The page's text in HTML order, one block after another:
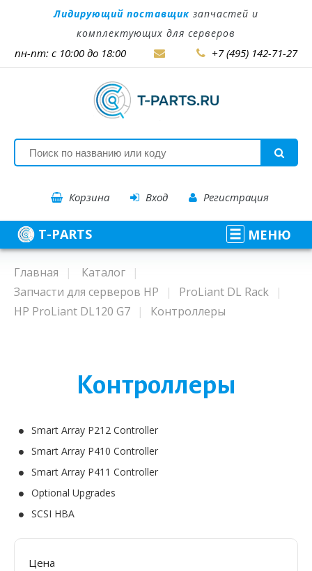
Лидирующий поставщик запчастей и
комплектующих для серверов
пн-пт: с 10:00 до 18:00 +7 (495) 142-71-27
Корзина Вход Регистрация
T-PARTS МЕНЮ
Главная
Каталог
Запчасти для серверов HP
ProLiant DL Rack
HP ProLiant DL120 G7
Контроллеры
Контроллеры
Smart Array P212 Controller
Smart Array P410 Controller
Smart Array P411 Controller
Optional Upgrades
SCSI HBA
Цена